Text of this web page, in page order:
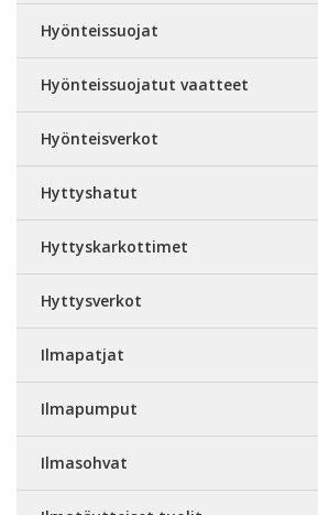
Hyönteissuojat
Hyönteissuojatut vaatteet
Hyönteisverkot
Hyttyshatut
Hyttyskarkottimet
Hyttysverkot
Ilmapatjat
Ilmapumput
Ilmasohvat